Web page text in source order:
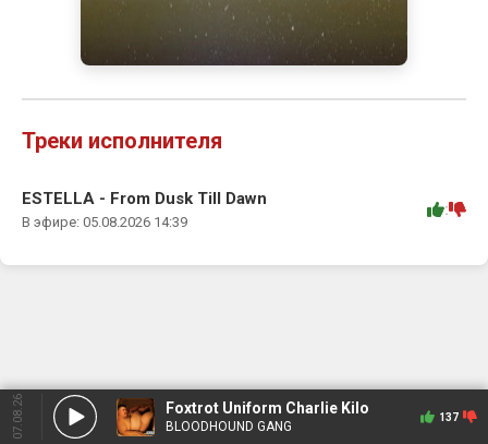
Треки исполнителя
ESTELLA - From Dusk Till Dawn
В эфире: 05.08.2026 14:39
:
07.08.26 Foxtrot Uniform Charlie Kilo
BLOODHOUND GANG
137